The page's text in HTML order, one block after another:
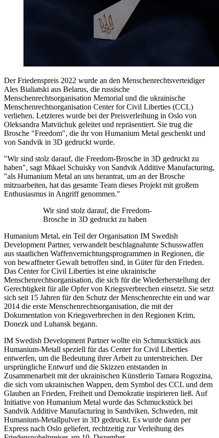
Der Friedenspreis 2022 wurde an den Menschenrechtsverteidiger
Ales Bialiatski aus Belarus, die russische
Menschenrechtsorganisation Memorial und die ukrainische
Menschenrechtsorganisation Center for Civil Liberties (CCL)
verliehen. Letzteres wurde bei der Preisverleihung in Oslo von
Oleksandra Matviichuk geleitet und repräsentiert. Sie trug die
Brosche "Freedom", die ihr von Humanium Metal geschenkt und
von Sandvik in 3D gedruckt wurde.
"Wir sind stolz darauf, die Freedom-Brosche in 3D gedruckt zu
haben", sagt Mikael Schuisky von Sandvik Additive Manufacturing,
"als Humanium Metal an uns herantrat, um an der Brosche
mitzuarbeiten, hat das gesamte Team dieses Projekt mit großem
Enthusiasmus in Angriff genommen."
Wir sind stolz darauf, die Freedom-
Brosche in 3D gedruckt zu haben
Humanium Metal, ein Teil der Organisation IM Swedish
Development Partner, verwandelt beschlagnahmte Schusswaffen
aus staatlichen Waffenvernichtungsprogrammen in Regionen, die
von bewaffneter Gewalt betroffen sind, in Güter für den Frieden.
Das Center for Civil Liberties ist eine ukrainische
Menschenrechtsorganisation, die sich für die Wiederherstellung der
Gerechtigkeit für alle Opfer von Kriegsverbrechen einsetzt. Sie setzt
sich seit 15 Jahren für den Schutz der Menschenrechte ein und war
2014 die erste Menschenrechtsorganisation, die mit der
Dokumentation von Kriegsverbrechen in den Regionen Krim,
Donezk und Luhansk begann.
IM Swedish Development Partner wollte ein Schmuckstück aus
Humanium-Metall speziell für das Center for Civil Liberties
entwerfen, um die Bedeutung ihrer Arbeit zu unterstreichen. Der
ursprüngliche Entwurf und die Skizzen entstanden in
Zusammenarbeit mit der ukrainischen Künstlerin Tamara Rogozina,
die sich vom ukrainischen Wappen, dem Symbol des CCL und dem
Glauben an Frieden, Freiheit und Demokratie inspirieren ließ. Auf
Initiative von Humanium Metal wurde das Schmuckstück bei
Sandvik Additive Manufacturing in Sandviken, Schweden, mit
Humanium-Metallpulver in 3D gedruckt. Es wurde dann per
Express nach Oslo geliefert, rechtzeitig zur Verleihung des